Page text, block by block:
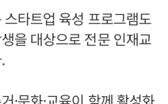
타트업 육성 프로그램도
을 대상으로 전문 인재교